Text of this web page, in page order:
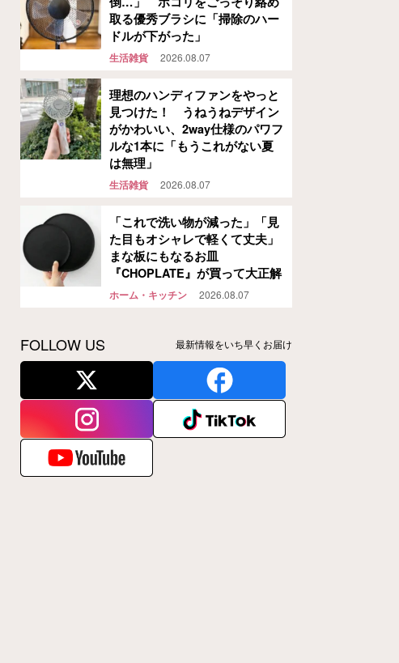
取る優秀ブラシに「掃除のハー
ドルが下がった」
生活雑貨 2026.08.07
理想のハンディファンをやっと
見つけた！ うねうねデザイン
がかわいい、2way仕様のパワフ
ルな1本に「もうこれがない夏
は無理」
生活雑貨 2026.08.07
「これで洗い物が減った」「見
た目もオシャレで軽くて丈夫」
まな板にもなるお皿
『CHOPLATE』が買って大正解
ホーム・キッチン 2026.08.07
FOLLOW US 最新情報をいち早くお届け